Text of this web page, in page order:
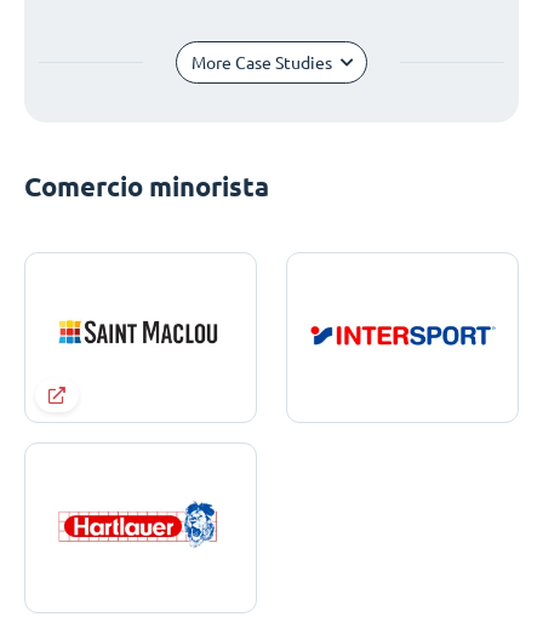
More Case Studies
Comercio minorista